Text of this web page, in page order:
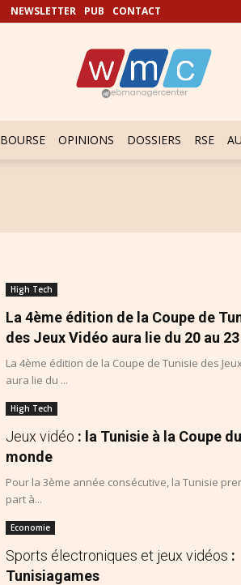
NEWSLETTER PUB CONTACT
BOURSE OPINIONS DOSSIERS RSE
High Tech
La 4ème édition de la Coupe de
des Jeux Vidéo aura lie du 20 au
La 4ème édition de la Coupe de Tunisie des
aura lie du ...
High Tech
Jeux vidéo : la Tunisie à la Coupe du
monde
Pour la 3ème année consécutive, la Tunisie
part à...
Economie
Sports électroniques et jeux vidéos :
Tunisiagames